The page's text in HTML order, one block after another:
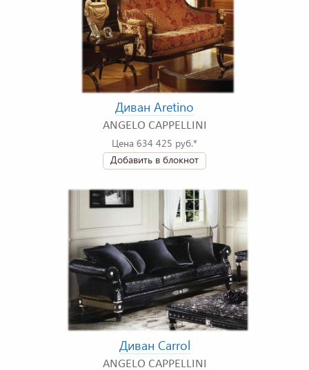
Диван Aretino
ANGELO CAPPELLINI
Цена 634 425 руб.*
Добавить в блокнот
Диван Carrol
ANGELO CAPPELLINI